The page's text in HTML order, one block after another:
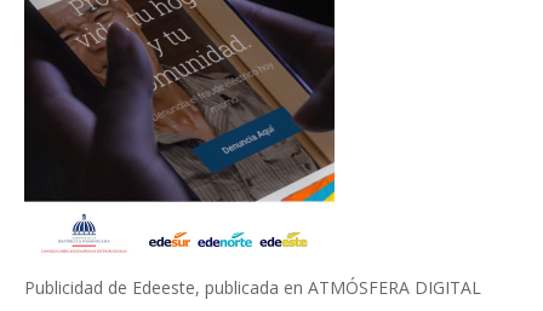
Publicidad de Edeeste, publicada en ATMÓSFERA DIGITAL